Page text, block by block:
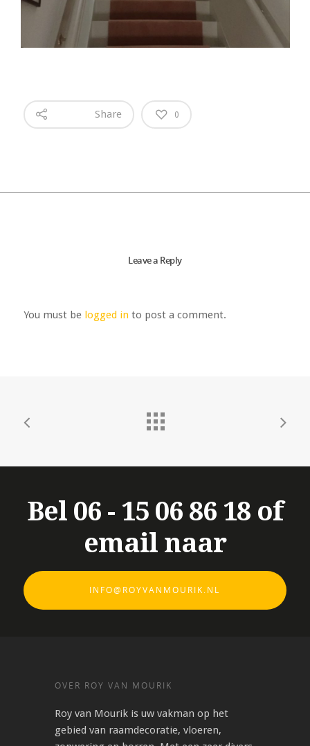
Share 0
Leave a Reply
You must be logged into post a comment.
Bel 06 - 15 06 86 18 of
email naar
INFO@ROYVANMOURIK.NL
OVER ROY VAN MOURIK
Roy van Mourik is uw vakman op het
gebied van raamdecoratie, vloeren,